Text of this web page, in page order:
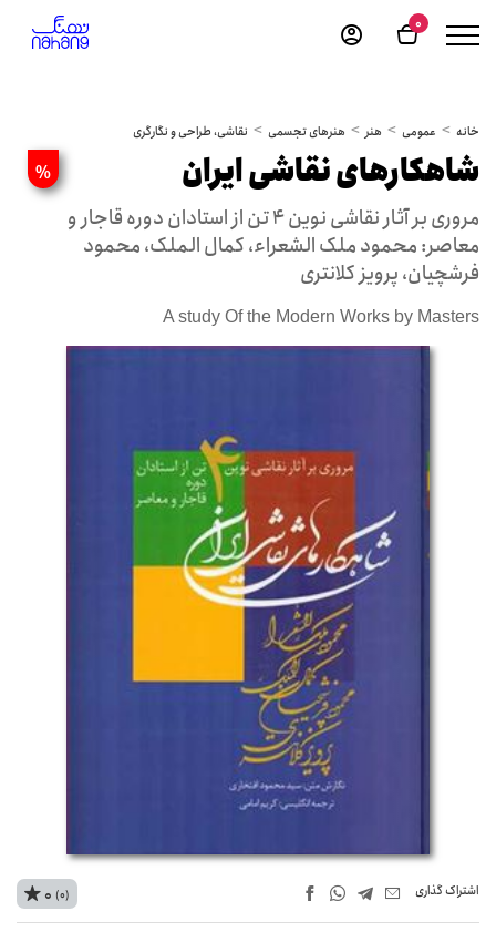
0
خانه عمومی هنر هنرهای تجسمی نقاشی، طراحی و نگارگری
% شاهکارهای نقاشی ایران
مروری بر آثار نقاشی نوین 4 تن از استادان دوره قاجار و
معاصر: محمود ملک الشعراء، کمال الملک، محمود
فرشچیان، پرویز کلانتری
A study Of the Modern Works by Masters
اشتراک‌ گذاری 0 (0)